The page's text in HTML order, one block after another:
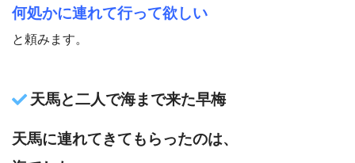
何処かに連れて行って欲しい
と頼みます。
天馬と二人で海まで来た早梅
天馬に連れてきてもらったのは、